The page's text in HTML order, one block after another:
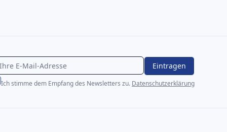
Eintragen
Ich stimme dem Empfang des Newsletters zu. Datenschutzerklärung